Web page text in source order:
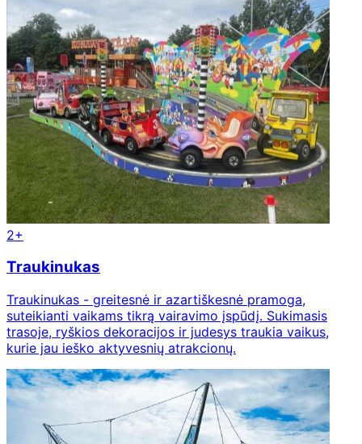
2+
Traukinukas
Traukinukas - greitesnė ir azartiškesnė pramoga,
suteikianti vaikams tikrą vairavimo įspūdį. Sukimasis
trasoje, ryškios dekoracijos ir judesys traukia vaikus,
kurie jau ieško aktyvesnių atrakcionų.